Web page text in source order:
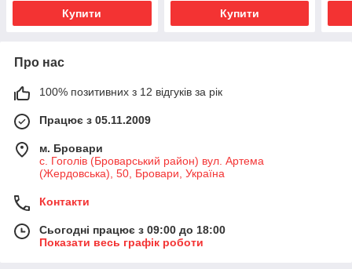
Купити Купити
Про нас
100% позитивних з 12 відгуків за рік
Працює з 05.11.2009
м. Бровари
с. Гоголів (Броварський район) вул. Артема
(Жердовська), 50, Бровари, Україна
Контакти
Сьогодні працює з 09:00 до 18:00
Показати весь графік роботи